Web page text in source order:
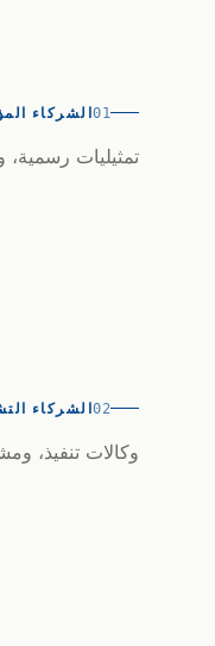
01الشركاء
تمثيليات رسمية،
02الشركاء
وكالات تنفيذ،